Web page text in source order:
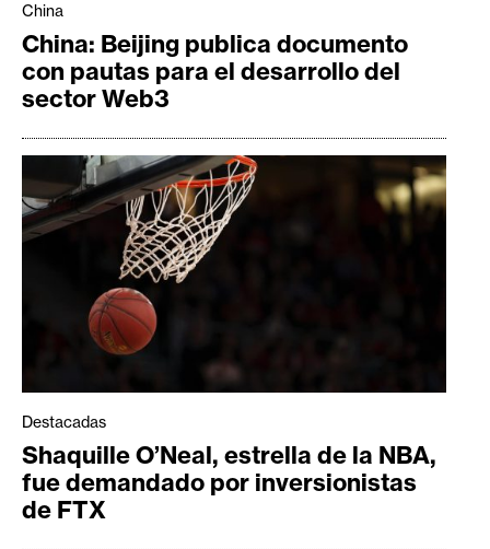
m
a
s
R
e
s
C
o
n
China
China: Beijing publica documento
con pautas para el desarrollo del
sector Web3
Destacadas
Shaquille O’Neal, estrella de la NBA,
fue demandado por inversionistas
de FTX